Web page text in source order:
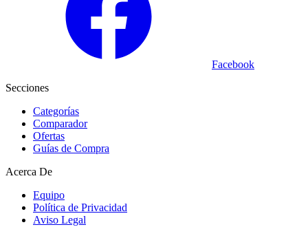
Facebook
Secciones
Categorías
Comparador
Ofertas
Guías de Compra
Acerca De
Equipo
Política de Privacidad
Aviso Legal